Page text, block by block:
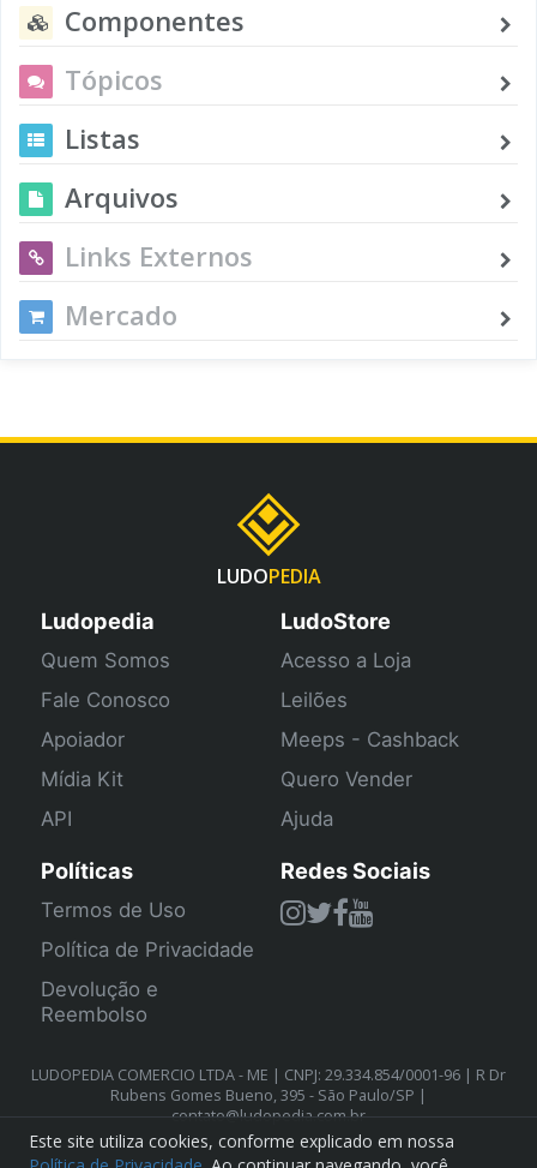
Componentes
Tópicos
Listas
Arquivos
Links Externos
Mercado
LUDOPEDIA
Ludopedia
Quem Somos
Fale Conosco
Apoiador
Mídia Kit
API
LudoStore
Acesso a Loja
Leilões
Meeps - Cashback
Quero Vender
Ajuda
Políticas
Termos de Uso
Política de Privacidade
Devolução e
Reembolso
Redes Sociais
LUDOPEDIA COMERCIO LTDA - ME | CNPJ: 29.334.854/0001-96 | R Dr
Rubens Gomes Bueno, 395 - São Paulo/SP |
contato@ludopedia.com.br
Este site utiliza cookies, conforme explicado em nossa